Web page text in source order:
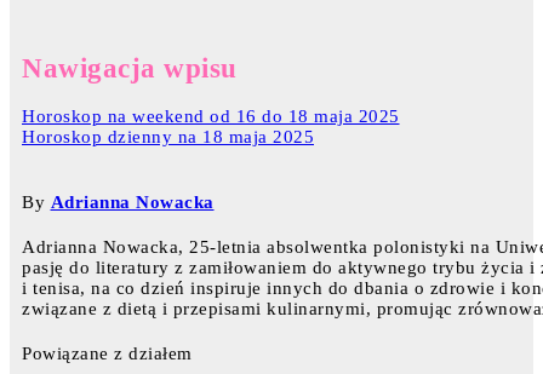
Nawigacja wpisu
Horoskop na weekend od 16 do 18 maja 2025
Horoskop dzienny na 18 maja 2025
By Adrianna Nowacka
Adrianna Nowacka, 25-letnia absolwentka polonistyki na
pasję do literatury z zamiłowaniem do aktywnego trybu życia
i tenisa, na co dzień inspiruje innych do dbania o zdrowie i
związane z dietą i przepisami kulinarnymi, promując
Powiązane z działem